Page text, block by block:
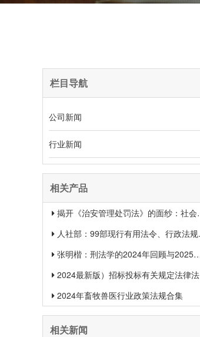
栏目导航
公司新闻
行业新闻
相关产品
揭开《治安管理处罚法》的面纱：社会治安权威指南
人社部：99部现行有用法令、行政法规、规章汇总（2025年1月更新）
张明楷：刑法学的2024年回顾与2025年展望
2024最新版）招标投标有关规定法律法规汇总＋适用范围 【收藏】
2024年畜牧兽医行业政策法规合集
相关新闻